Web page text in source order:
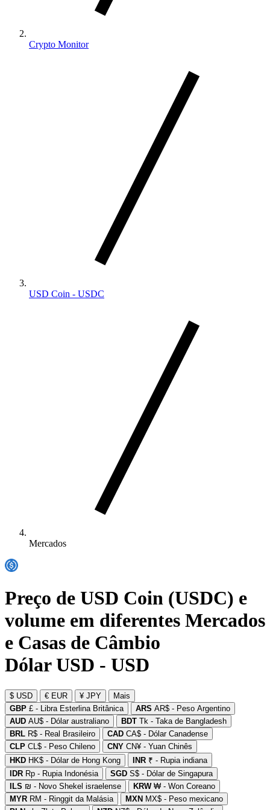
Crypto Monitor
USD Coin - USDC
Mercados
Preço de USD Coin (USDC) e
volume em diferentes Mercados
e Casas de Câmbio
Dólar USD - USD
$ USD € EUR ¥ JPY
Mais
GBP £ - Libra Esterlina Britânica ARS AR$ - Peso Argentino
AUD AU$ - Dólar australiano BDT Tk - Taka de Bangladesh
BRL R$ - Real Brasileiro CAD CA$ - Dólar Canadense
CLP CL$ - Peso Chileno CNY CN¥ - Yuan Chinês
HKD HK$ - Dólar de Hong Kong INR ₹ - Rupia indiana
IDR Rp - Rupia Indonésia SGD S$ - Dólar de Singapura
ILS ₪ - Novo Shekel israelense KRW₩ - Won Coreano
MYR RM - Ringgit da Malásia MXN MX$ - Peso mexicano